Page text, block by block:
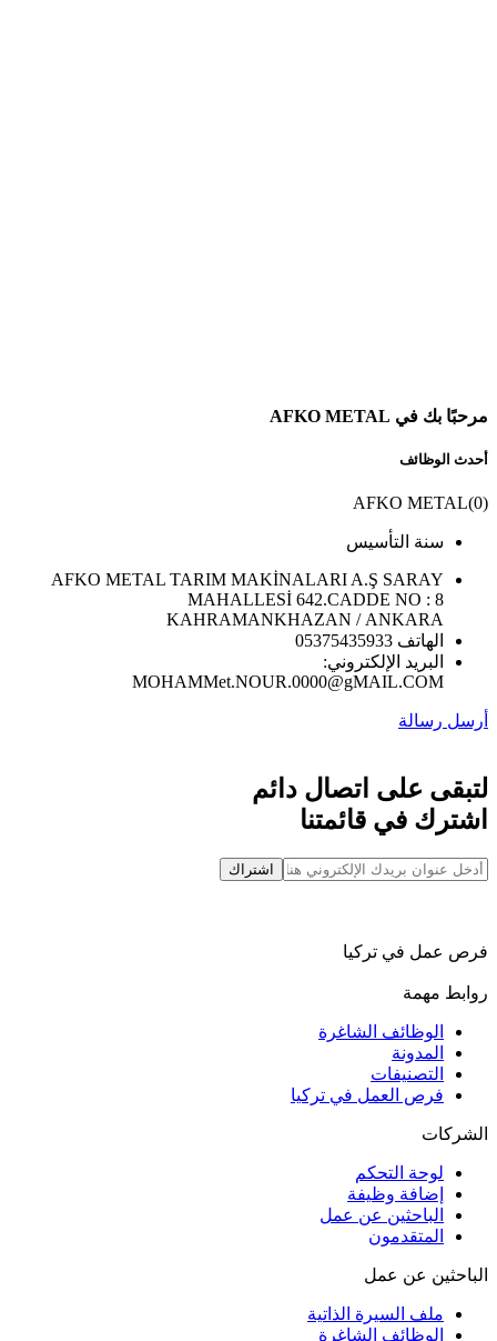
مرحبًا بك في AFKO METAL
أحدث الوظائف
AFKO METAL(0)
سنة التأسيس
AFKO METAL TARIM MAKİNALARI A.Ş SARAY
MAHALLESİ 642.CADDE NO : 8
KAHRAMANKHAZAN / ANKARA
الهاتف 05375435933
البريد الإلكتروني:
MOHAMMet.NOUR.0000@gMAIL.COM
أرسل رسالة
لتبقى على اتصال دائم
اشترك في قائمتنا
اشتراك
فرص عمل في تركيا
روابط مهمة
الوظائف الشاغرة
المدونة
التصنيفات
فرص العمل في تركيا
الشركات
لوحة التحكم
إضافة وظيفة
الباحثين عن عمل
المتقدمون
الباحثين عن عمل
ملف السيرة الذاتية
الوظائف الشاغرة